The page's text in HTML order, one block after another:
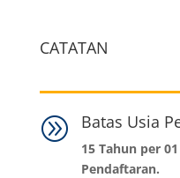
CATATAN
A Batas Usia
15 Tahun per
Pendaftaran.